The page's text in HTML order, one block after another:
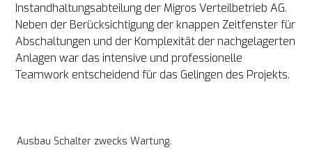
Instandhaltungsabteilung der Migros Verteilbetrieb AG.
Neben der Berücksichtigung der knappen Zeitfenster für
Abschaltungen und der Komplexität der nachgelagerten
Anlagen war das intensive und professionelle
Teamwork entscheidend für das Gelingen des Projekts.
Ausbau Schalter zwecks Wartung.